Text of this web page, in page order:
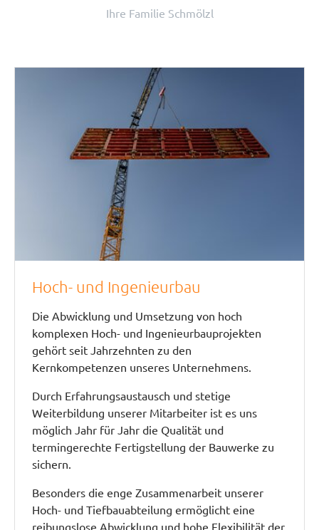
Ihre Familie Schmölzl
Hoch- und Ingenieurbau
Die Abwicklung und Umsetzung von hoch
komplexen Hoch- und Ingenieurbauprojekten
gehört seit Jahrzehnten zu den
Kernkompetenzen unseres Unternehmens.
Durch Erfahrungsaustausch und stetige
Weiterbildung unserer Mitarbeiter ist es uns
möglich Jahr für Jahr die Qualität und
termingerechte Fertigstellung der Bauwerke zu
sichern.
Besonders die enge Zusammenarbeit unserer
Hoch- und Tiefbauabteilung ermöglicht eine
reibungslose Abwicklung und hohe Flexibilität der